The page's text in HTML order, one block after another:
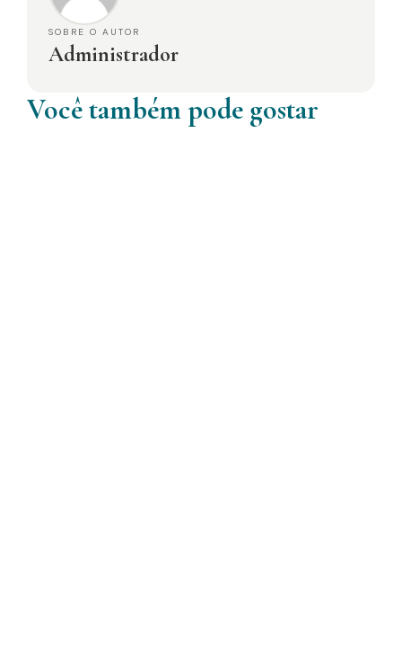
SOBRE O AUTOR
Administrador
Você também pode gostar